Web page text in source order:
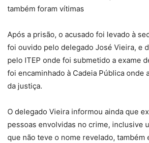
também foram vítimas
Após a prisão, o acusado foi levado à
foi ouvido pelo delegado José Vieira, e
pelo ITEP onde foi submetido a exame
foi encaminhado à Cadeia Pública onde
da justiça.
O delegado Vieira informou ainda que
pessoas envolvidas no crime, inclusive
que não teve o nome revelado, também